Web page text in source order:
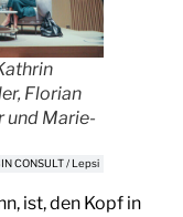
Florian
und Marie-
CONSULT / Lepsi
ist, den Kopf in